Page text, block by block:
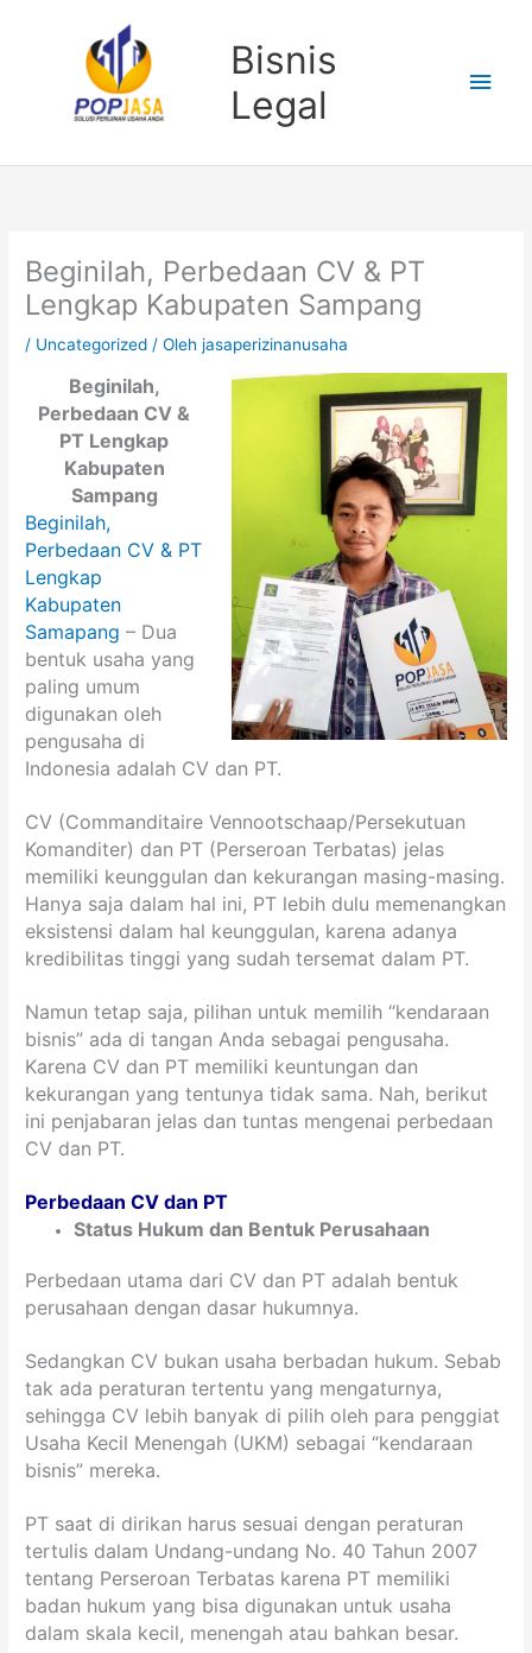
Bisnis
Legal
Beginilah, Perbedaan CV & PT
Lengkap Kabupaten Sampang
/ Uncategorized / Olehjasaperizinanusaha
Beginilah,
Perbedaan CV &
PT Lengkap
Kabupaten
Sampang
Beginilah,
Perbedaan CV & PT
Lengkap
Kabupaten
Samapang – Dua
bentuk usaha yang
paling umum
digunakan oleh
pengusaha di
Indonesia adalah CV dan PT.
CV (Commanditaire Vennootschaap/Persekutuan
Komanditer) dan PT (Perseroan Terbatas) jelas
memiliki keunggulan dan kekurangan masing-masing.
Hanya saja dalam hal ini, PT lebih dulu memenangkan
eksistensi dalam hal keunggulan, karena adanya
kredibilitas tinggi yang sudah tersemat dalam PT.
Namun tetap saja, pilihan untuk memilih “kendaraan
bisnis” ada di tangan Anda sebagai pengusaha.
Karena CV dan PT memiliki keuntungan dan
kekurangan yang tentunya tidak sama. Nah, berikut
ini penjabaran jelas dan tuntas mengenai perbedaan
CV dan PT.
Perbedaan CV dan PT
Status Hukum dan Bentuk Perusahaan
Perbedaan utama dari CV dan PT adalah bentuk
perusahaan dengan dasar hukumnya.
Sedangkan CV bukan usaha berbadan hukum. Sebab
tak ada peraturan tertentu yang mengaturnya,
sehingga CV lebih banyak di pilih oleh para penggiat
Usaha Kecil Menengah (UKM) sebagai “kendaraan
bisnis” mereka.
PT saat di dirikan harus sesuai dengan peraturan
tertulis dalam Undang-undang No. 40 Tahun 2007
tentang Perseroan Terbatas karena PT memiliki
badan hukum yang bisa digunakan untuk usaha
dalam skala kecil, menengah atau bahkan besar.